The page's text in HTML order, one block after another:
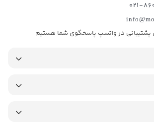
پشتیبانی در واتسپ پاسخگوی شما هستیم